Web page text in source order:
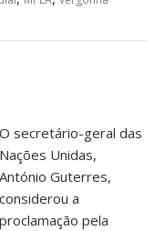
O secretário-geral das
Nações Unidas,
António Guterres,
considerou a
proclamação pela